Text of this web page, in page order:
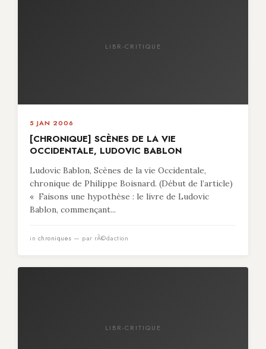
LIBR-CRITIQUE
5 JAN 2006
[CHRONIQUE] SCÈNES DE LA VIE
OCCIDENTALE, LUDOVIC BABLON
Ludovic Bablon, Scènes de la vie Occidentale,
chronique de Philippe Boisnard. (Début de l’article)
« Faisons une hypothèse : le livre de Ludovic
Bablon, commençant...
in chroniques — par rÃ©daction
LIBR-CRITIQUE